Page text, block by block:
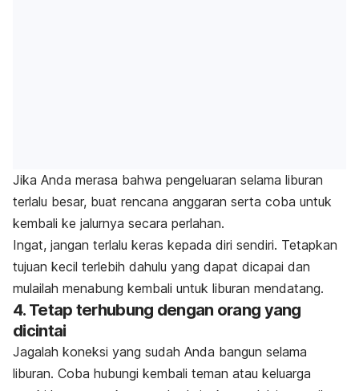
Jika Anda merasa bahwa pengeluaran selama liburan
terlalu besar, buat rencana anggaran serta coba untuk
kembali ke jalurnya secara perlahan.
Ingat, jangan terlalu keras kepada diri sendiri. Tetapkan
tujuan kecil terlebih dahulu yang dapat dicapai dan
mulailah menabung kembali untuk liburan mendatang.
4. Tetap terhubung dengan orang yang
dicintai
Jagalah koneksi yang sudah Anda bangun selama
liburan. Coba hubungi kembali teman atau keluarga